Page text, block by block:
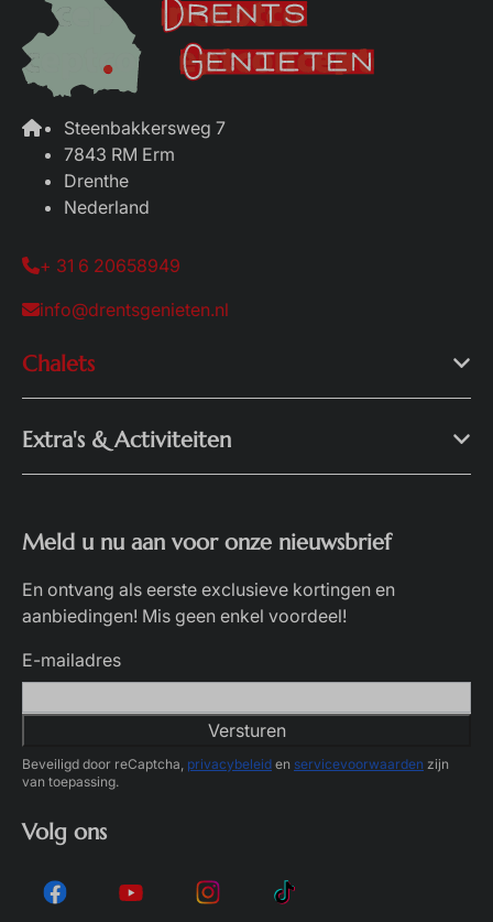
Steenbakkersweg 7
7843 RM Erm
Drenthe
Nederland
+ 31 6 20658949
info@drentsgenieten.nl
Chalets
Extra's & Activiteiten
Meld u nu aan voor onze nieuwsbrief
En ontvang als eerste exclusieve kortingen en
aanbiedingen! Mis geen enkel voordeel!
E-mailadres
Versturen
Beveiligd door reCaptcha, privacybeleid en servicevoorwaarden zijn
van toepassing.
Volg ons